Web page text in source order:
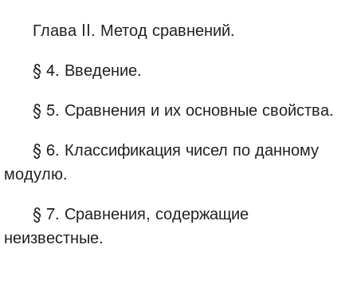
Глава II. Метод сравнений.
§ 4. Введение.
§ 5. Сравнения и их основные свойства.
§ 6. Классификация чисел по данному
модулю.
§ 7. Сравнения, содержащие
неизвестные.